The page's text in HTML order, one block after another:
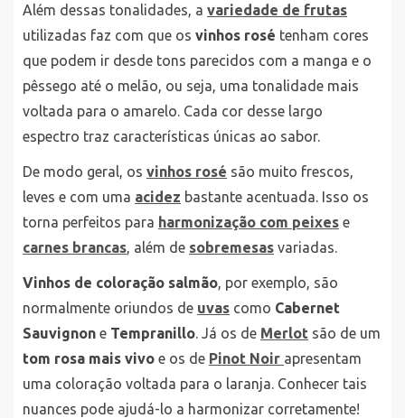
Além dessas tonalidades, a variedade de frutas
utilizadas faz com que os vinhos rosé tenham cores
que podem ir desde tons parecidos com a manga e o
pêssego até o melão, ou seja, uma tonalidade mais
voltada para o amarelo. Cada cor desse largo
espectro traz características únicas ao sabor.
De modo geral, os vinhos rosé são muito frescos,
leves e com uma acidez bastante acentuada. Isso os
torna perfeitos para harmonização com peixes e
carnes brancas , além de sobremesas variadas.
Vinhos de coloração salmão , por exemplo, são
normalmente oriundos de uvas como Cabernet
Sauvignon e Tempranillo . Já os de Merlot são de um
tom rosa mais vivo e os de Pinot Noir apresentam
uma coloração voltada para o laranja. Conhecer tais
nuances pode ajudá-lo a harmonizar corretamente!